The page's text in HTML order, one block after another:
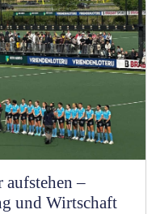
aufstehen –
und Wirtschaft